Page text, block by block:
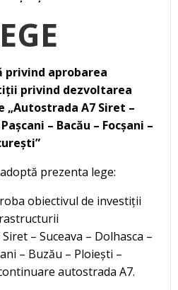
privind aprobarea
privind dezvoltarea
A7 Siret –
– Bacău – Focșani –
prezenta lege:
obiectivul de investiții
– Suceava – Dolhasca –
– Buzău – Ploiești –
autostrada A7.